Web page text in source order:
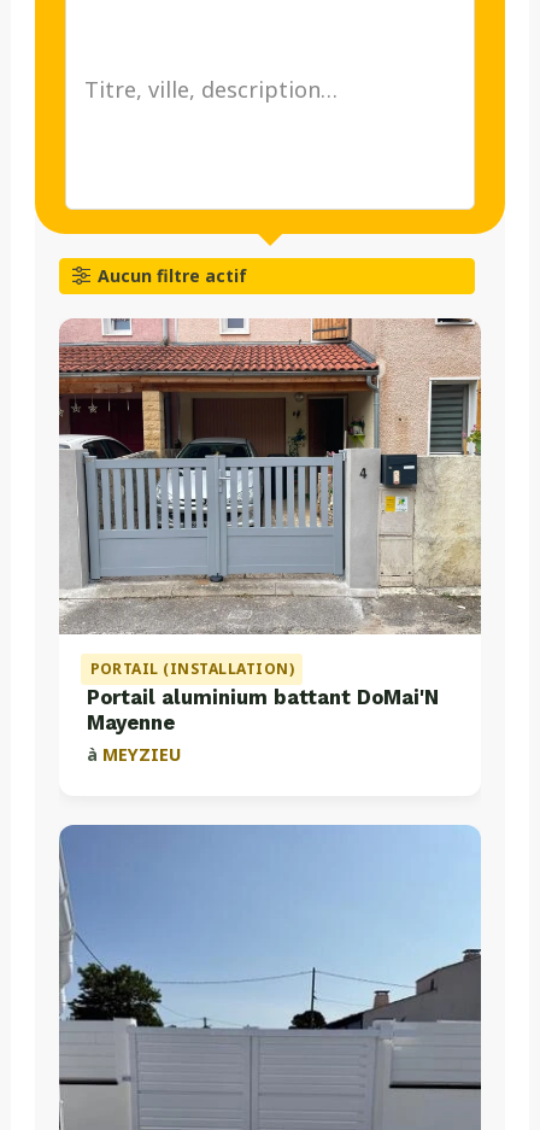
Aucun filtre actif
PORTAIL (INSTALLATION)
Portail aluminium battant DoMai'N
Mayenne
à MEYZIEU